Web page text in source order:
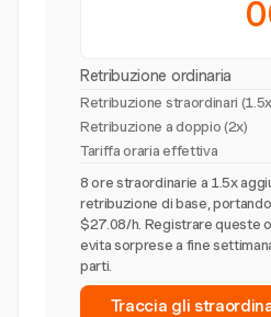
Retribuzione ordinaria
Retribuzione straordinari (
Retribuzione a doppio (2x)
Tariffa oraria effettiva
8 ore straordinarie a 1.5x
retribuzione di base,
$27.08/h. Registrare queste
evita sorprese a fine
parti.
Traccia gli